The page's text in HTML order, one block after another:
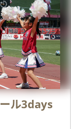
ル3days